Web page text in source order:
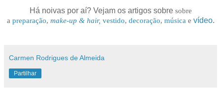
Há noivas por aí? Vejam os artigos sobre sobre
a preparação, make-up & hair, vestido, decoração, música e vídeo.
Carmen Rodrigues de Almeida
Partilhar